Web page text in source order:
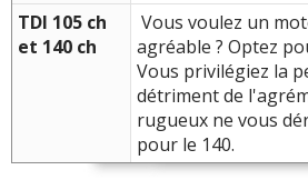
TDI 105 ch
et 140 ch
Vous voulez un
agréable ? Optez
Vous privilégiez la
détriment de
rugueux ne vous
pour le 140.